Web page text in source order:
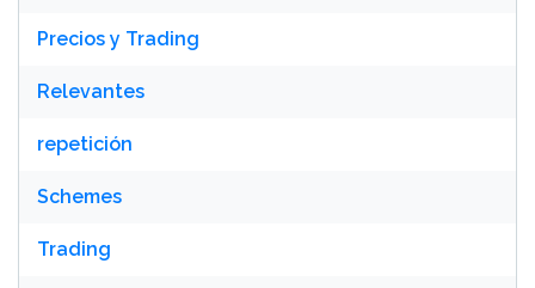
Precios y Trading
Relevantes
repetición
Schemes
Trading